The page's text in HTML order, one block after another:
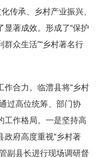
传承、乡村产业振兴、
著成效。形成了“保护
众生活”“乡村著名行
作合力。临澧县将“乡村
过高位统筹、部门协
工作格局。一是坚持高
政府高度重视“乡村著
副县长进行现场调研督